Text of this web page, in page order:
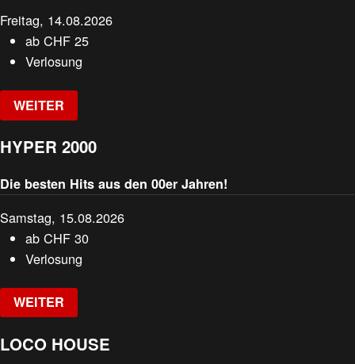
Freitag, 14.08.2026
abCHF 25
Verlosung
WEITER
HYPER 2000
Die besten Hits aus den 00er Jahren!
Samstag, 15.08.2026
abCHF 30
Verlosung
WEITER
LOCO HOUSE